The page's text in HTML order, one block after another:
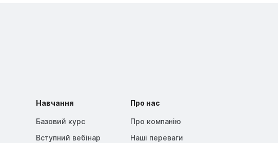
Навчання
Базовий курс
Вступний вебінар
Про нас
Про компанію
Наші переваги